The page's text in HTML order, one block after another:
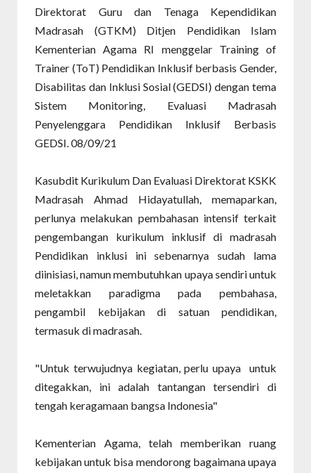
Direktorat Guru dan Tenaga Kependidikan
Madrasah (GTKM) Ditjen Pendidikan Islam
Kementerian Agama RI menggelar Training of
Trainer (ToT) Pendidikan Inklusif berbasis Gender,
Disabilitas dan Inklusi Sosial (GEDSI) dengan tema
Sistem Monitoring, Evaluasi Madrasah
Penyelenggara Pendidikan Inklusif Berbasis
GEDSI. 08/09/21
Kasubdit Kurikulum Dan Evaluasi Direktorat KSKK
Madrasah Ahmad Hidayatullah, memaparkan,
perlunya melakukan pembahasan intensif terkait
pengembangan kurikulum inklusif di madrasah
Pendidikan inklusi ini sebenarnya sudah lama
diinisiasi, namun membutuhkan upaya sendiri untuk
meletakkan paradigma pada pembahasa,
pengambil kebijakan di satuan pendidikan,
termasuk di madrasah.
"Untuk terwujudnya kegiatan, perlu upaya untuk
ditegakkan, ini adalah tantangan tersendiri di
tengah keragamaan bangsa Indonesia"
Kementerian Agama, telah memberikan ruang
kebijakan untuk bisa mendorong bagaimana upaya